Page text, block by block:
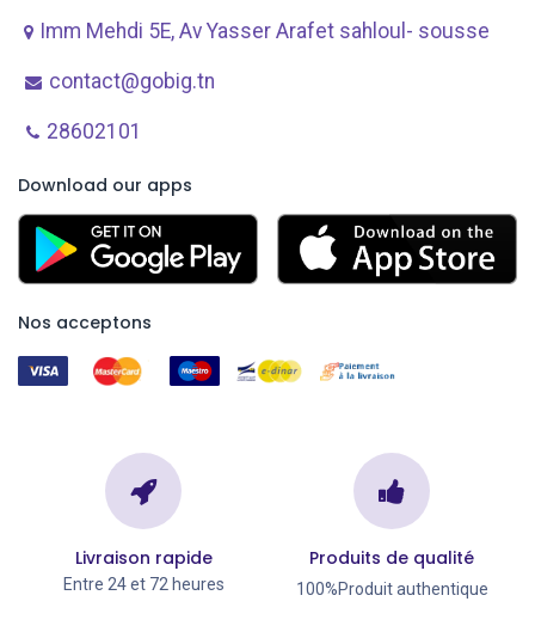
Imm Mehdi 5E, Av ​Yasser Arafet sahloul- sousse
contact@gobig.tn
28602101
Download our apps
Nos acceptons
Livraison rapide
Entre 24 et 72 heures
Produits de qualité
100%Produit authentique